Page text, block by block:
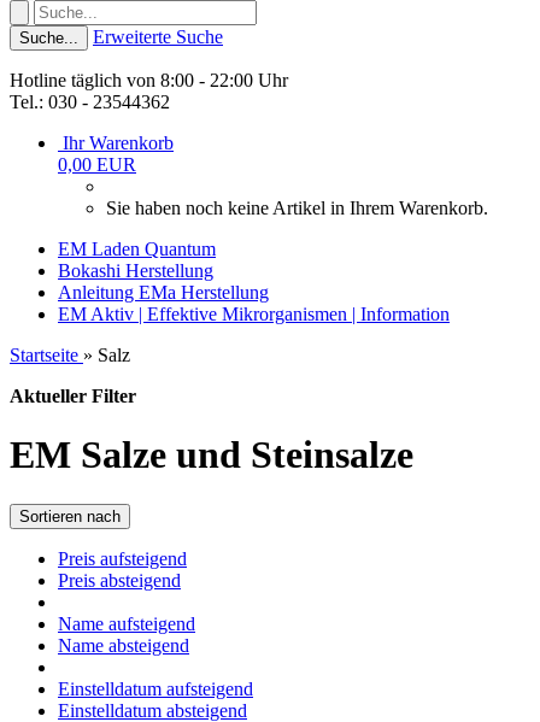
Suche... Erweiterte Suche
Hotline täglich von 8:00 - 22:00 Uhr
Tel.: 030 - 23544362
Ihr Warenkorb
0,00 EUR
Sie haben noch keine Artikel in Ihrem Warenkorb.
EM Laden Quantum
Bokashi Herstellung
Anleitung EMa Herstellung
EM Aktiv | Effektive Mikrorganismen | Information
Startseite » Salz
Aktueller Filter
EM Salze und Steinsalze
Sortieren nach
Preis aufsteigend
Preis absteigend
Name aufsteigend
Name absteigend
Einstelldatum aufsteigend
Einstelldatum absteigend